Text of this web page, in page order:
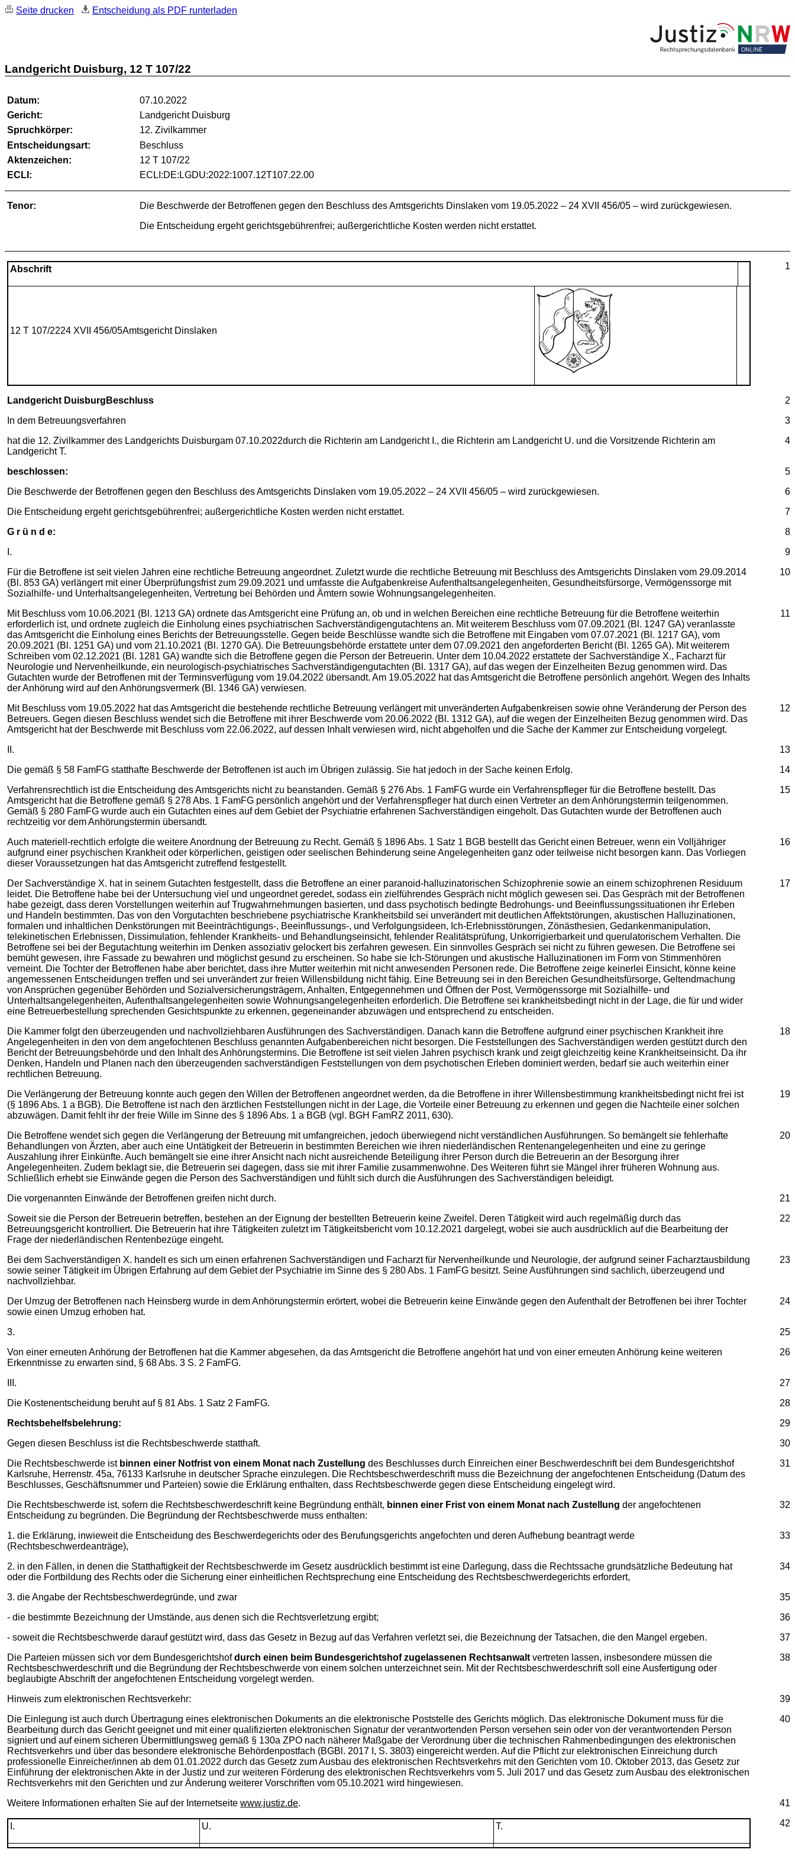
Seite drucken Entscheidung als PDF runterladen
Landgericht Duisburg, 12 T 107/22
Datum:
07.10.2022
Gericht:
Landgericht Duisburg
Spruchkörper:
12. Zivilkammer
Entscheidungsart:
Beschluss
Aktenzeichen:
12 T 107/22
ECLI:
ECLI:DE:LGDU:2022:1007.12T107.22.00
Tenor:
Die Beschwerde der Betroffenen gegen den Beschluss des Amtsgerichts Dinslaken vom 19.05.2022 – 24 XVII 456/05 – wird zurückgewiesen.
Die Entscheidung ergeht gerichtsgebührenfrei; außergerichtliche Kosten werden nicht erstattet.
1
Abschrift
12 T 107/2224 XVII 456/05Amtsgericht Dinslaken
2
Landgericht DuisburgBeschluss
3
In dem Betreuungsverfahren
4
hat die 12. Zivilkammer des Landgerichts Duisburgam 07.10.2022durch die Richterin am Landgericht I., die Richterin am Landgericht U. und die Vorsitzende Richterin am
Landgericht T.
5
beschlossen:
6
Die Beschwerde der Betroffenen gegen den Beschluss des Amtsgerichts Dinslaken vom 19.05.2022 – 24 XVII 456/05 – wird zurückgewiesen.
7
Die Entscheidung ergeht gerichtsgebührenfrei; außergerichtliche Kosten werden nicht erstattet.
8
G r ü n d e:
9
I.
10
Für die Betroffene ist seit vielen Jahren eine rechtliche Betreuung angeordnet. Zuletzt wurde die rechtliche Betreuung mit Beschluss des Amtsgerichts Dinslaken vom 29.09.2014
(Bl. 853 GA) verlängert mit einer Überprüfungsfrist zum 29.09.2021 und umfasste die Aufgabenkreise Aufenthaltsangelegenheiten, Gesundheitsfürsorge, Vermögenssorge mit
Sozialhilfe- und Unterhaltsangelegenheiten, Vertretung bei Behörden und Ämtern sowie Wohnungsangelegenheiten.
11
Mit Beschluss vom 10.06.2021 (Bl. 1213 GA) ordnete das Amtsgericht eine Prüfung an, ob und in welchen Bereichen eine rechtliche Betreuung für die Betroffene weiterhin
erforderlich ist, und ordnete zugleich die Einholung eines psychiatrischen Sachverständigengutachtens an. Mit weiterem Beschluss vom 07.09.2021 (Bl. 1247 GA) veranlasste
das Amtsgericht die Einholung eines Berichts der Betreuungsstelle. Gegen beide Beschlüsse wandte sich die Betroffene mit Eingaben vom 07.07.2021 (Bl. 1217 GA), vom
20.09.2021 (Bl. 1251 GA) und vom 21.10.2021 (Bl. 1270 GA). Die Betreuungsbehörde erstattete unter dem 07.09.2021 den angeforderten Bericht (Bl. 1265 GA). Mit weiterem
Schreiben vom 02.12.2021 (Bl. 1281 GA) wandte sich die Betroffene gegen die Person der Betreuerin. Unter dem 10.04.2022 erstattete der Sachverständige X., Facharzt für
Neurologie und Nervenheilkunde, ein neurologisch-psychiatrisches Sachverständigengutachten (Bl. 1317 GA), auf das wegen der Einzelheiten Bezug genommen wird. Das
Gutachten wurde der Betroffenen mit der Terminsverfügung vom 19.04.2022 übersandt. Am 19.05.2022 hat das Amtsgericht die Betroffene persönlich angehört. Wegen des Inhalts
der Anhörung wird auf den Anhörungsvermerk (Bl. 1346 GA) verwiesen.
12
Mit Beschluss vom 19.05.2022 hat das Amtsgericht die bestehende rechtliche Betreuung verlängert mit unveränderten Aufgabenkreisen sowie ohne Veränderung der Person des
Betreuers. Gegen diesen Beschluss wendet sich die Betroffene mit ihrer Beschwerde vom 20.06.2022 (Bl. 1312 GA), auf die wegen der Einzelheiten Bezug genommen wird. Das
Amtsgericht hat der Beschwerde mit Beschluss vom 22.06.2022, auf dessen Inhalt verwiesen wird, nicht abgeholfen und die Sache der Kammer zur Entscheidung vorgelegt.
13
II.
14
Die gemäß § 58 FamFG statthafte Beschwerde der Betroffenen ist auch im Übrigen zulässig. Sie hat jedoch in der Sache keinen Erfolg.
15
Verfahrensrechtlich ist die Entscheidung des Amtsgerichts nicht zu beanstanden. Gemäß § 276 Abs. 1 FamFG wurde ein Verfahrenspfleger für die Betroffene bestellt. Das
Amtsgericht hat die Betroffene gemäß § 278 Abs. 1 FamFG persönlich angehört und der Verfahrenspfleger hat durch einen Vertreter an dem Anhörungstermin teilgenommen.
Gemäß § 280 FamFG wurde auch ein Gutachten eines auf dem Gebiet der Psychiatrie erfahrenen Sachverständigen eingeholt. Das Gutachten wurde der Betroffenen auch
rechtzeitig vor dem Anhörungstermin übersandt.
16
Auch materiell-rechtlich erfolgte die weitere Anordnung der Betreuung zu Recht. Gemäß § 1896 Abs. 1 Satz 1 BGB bestellt das Gericht einen Betreuer, wenn ein Volljähriger
aufgrund einer psychischen Krankheit oder körperlichen, geistigen oder seelischen Behinderung seine Angelegenheiten ganz oder teilweise nicht besorgen kann. Das Vorliegen
dieser Voraussetzungen hat das Amtsgericht zutreffend festgestellt.
17
Der Sachverständige X. hat in seinem Gutachten festgestellt, dass die Betroffene an einer paranoid-halluzinatorischen Schizophrenie sowie an einem schizophrenen Residuum
leidet. Die Betroffene habe bei der Untersuchung viel und ungeordnet geredet, sodass ein zielführendes Gespräch nicht möglich gewesen sei. Das Gespräch mit der Betroffenen
habe gezeigt, dass deren Vorstellungen weiterhin auf Trugwahrnehmungen basierten, und dass psychotisch bedingte Bedrohungs- und Beeinflussungssituationen ihr Erleben
und Handeln bestimmten. Das von den Vorgutachten beschriebene psychiatrische Krankheitsbild sei unverändert mit deutlichen Affektstörungen, akustischen Halluzinationen,
formalen und inhaltlichen Denkstörungen mit Beeinträchtigungs-, Beeinflussungs-, und Verfolgungsideen, Ich-Erlebnisstörungen, Zönästhesien, Gedankenmanipulation,
telekinetischen Erlebnissen, Dissimulation, fehlender Krankheits- und Behandlungseinsicht, fehlender Realitätsprüfung, Unkorrigierbarkeit und querulatorischem Verhalten. Die
Betroffene sei bei der Begutachtung weiterhin im Denken assoziativ gelockert bis zerfahren gewesen. Ein sinnvolles Gespräch sei nicht zu führen gewesen. Die Betroffene sei
bemüht gewesen, ihre Fassade zu bewahren und möglichst gesund zu erscheinen. So habe sie Ich-Störungen und akustische Halluzinationen im Form von Stimmenhören
verneint. Die Tochter der Betroffenen habe aber berichtet, dass ihre Mutter weiterhin mit nicht anwesenden Personen rede. Die Betroffene zeige keinerlei Einsicht, könne keine
angemessenen Entscheidungen treffen und sei unverändert zur freien Willensbildung nicht fähig. Eine Betreuung sei in den Bereichen Gesundheitsfürsorge, Geltendmachung
von Ansprüchen gegenüber Behörden und Sozialversicherungsträgern, Anhalten, Entgegennehmen und Öffnen der Post, Vermögenssorge mit Sozialhilfe- und
Unterhaltsangelegenheiten, Aufenthaltsangelegenheiten sowie Wohnungsangelegenheiten erforderlich. Die Betroffene sei krankheitsbedingt nicht in der Lage, die für und wider
eine Betreuerbestellung sprechenden Gesichtspunkte zu erkennen, gegeneinander abzuwägen und entsprechend zu entscheiden.
18
Die Kammer folgt den überzeugenden und nachvollziehbaren Ausführungen des Sachverständigen. Danach kann die Betroffene aufgrund einer psychischen Krankheit ihre
Angelegenheiten in den von dem angefochtenen Beschluss genannten Aufgabenbereichen nicht besorgen. Die Feststellungen des Sachverständigen werden gestützt durch den
Bericht der Betreuungsbehörde und den Inhalt des Anhörungstermins. Die Betroffene ist seit vielen Jahren psychisch krank und zeigt gleichzeitig keine Krankheitseinsicht. Da ihr
Denken, Handeln und Planen nach den überzeugenden sachverständigen Feststellungen von dem psychotischen Erleben dominiert werden, bedarf sie auch weiterhin einer
rechtlichen Betreuung.
19
Die Verlängerung der Betreuung konnte auch gegen den Willen der Betroffenen angeordnet werden, da die Betroffene in ihrer Willensbestimmung krankheitsbedingt nicht frei ist
(§ 1896 Abs. 1 a BGB). Die Betroffene ist nach den ärztlichen Feststellungen nicht in der Lage, die Vorteile einer Betreuung zu erkennen und gegen die Nachteile einer solchen
abzuwägen. Damit fehlt ihr der freie Wille im Sinne des § 1896 Abs. 1 a BGB (vgl. BGH FamRZ 2011, 630).
20
Die Betroffene wendet sich gegen die Verlängerung der Betreuung mit umfangreichen, jedoch überwiegend nicht verständlichen Ausführungen. So bemängelt sie fehlerhafte
Behandlungen von Ärzten, aber auch eine Untätigkeit der Betreuerin in bestimmten Bereichen wie ihren niederländischen Rentenangelegenheiten und eine zu geringe
Auszahlung ihrer Einkünfte. Auch bemängelt sie eine ihrer Ansicht nach nicht ausreichende Beteiligung ihrer Person durch die Betreuerin an der Besorgung ihrer
Angelegenheiten. Zudem beklagt sie, die Betreuerin sei dagegen, dass sie mit ihrer Familie zusammenwohne. Des Weiteren führt sie Mängel ihrer früheren Wohnung aus.
Schließlich erhebt sie Einwände gegen die Person des Sachverständigen und fühlt sich durch die Ausführungen des Sachverständigen beleidigt.
21
Die vorgenannten Einwände der Betroffenen greifen nicht durch.
22
Soweit sie die Person der Betreuerin betreffen, bestehen an der Eignung der bestellten Betreuerin keine Zweifel. Deren Tätigkeit wird auch regelmäßig durch das
Betreuungsgericht kontrolliert. Die Betreuerin hat ihre Tätigkeiten zuletzt im Tätigkeitsbericht vom 10.12.2021 dargelegt, wobei sie auch ausdrücklich auf die Bearbeitung der
Frage der niederländischen Rentenbezüge eingeht.
23
Bei dem Sachverständigen X. handelt es sich um einen erfahrenen Sachverständigen und Facharzt für Nervenheilkunde und Neurologie, der aufgrund seiner Facharztausbildung
sowie seiner Tätigkeit im Übrigen Erfahrung auf dem Gebiet der Psychiatrie im Sinne des § 280 Abs. 1 FamFG besitzt. Seine Ausführungen sind sachlich, überzeugend und
nachvollziehbar.
24
Der Umzug der Betroffenen nach Heinsberg wurde in dem Anhörungstermin erörtert, wobei die Betreuerin keine Einwände gegen den Aufenthalt der Betroffenen bei ihrer Tochter
sowie einen Umzug erhoben hat.
25
3.
26
Von einer erneuten Anhörung der Betroffenen hat die Kammer abgesehen, da das Amtsgericht die Betroffene angehört hat und von einer erneuten Anhörung keine weiteren
Erkenntnisse zu erwarten sind, § 68 Abs. 3 S. 2 FamFG.
27
III.
28
Die Kostenentscheidung beruht auf § 81 Abs. 1 Satz 2 FamFG.
29
Rechtsbehelfsbelehrung:
30
Gegen diesen Beschluss ist die Rechtsbeschwerde statthaft.
31
Die Rechtsbeschwerde ist binnen einer Notfrist von einem Monat nach Zustellung des Beschlusses durch Einreichen einer Beschwerdeschrift bei dem Bundesgerichtshof
Karlsruhe, Herrenstr. 45a, 76133 Karlsruhe in deutscher Sprache einzulegen. Die Rechtsbeschwerdeschrift muss die Bezeichnung der angefochtenen Entscheidung (Datum des
Beschlusses, Geschäftsnummer und Parteien) sowie die Erklärung enthalten, dass Rechtsbeschwerde gegen diese Entscheidung eingelegt wird.
32
Die Rechtsbeschwerde ist, sofern die Rechtsbeschwerdeschrift keine Begründung enthält, binnen einer Frist von einem Monat nach Zustellung der angefochtenen
Entscheidung zu begründen. Die Begründung der Rechtsbeschwerde muss enthalten:
33
1. die Erklärung, inwieweit die Entscheidung des Beschwerdegerichts oder des Berufungsgerichts angefochten und deren Aufhebung beantragt werde
(Rechtsbeschwerdeanträge),
34
2. in den Fällen, in denen die Statthaftigkeit der Rechtsbeschwerde im Gesetz ausdrücklich bestimmt ist eine Darlegung, dass die Rechtssache grundsätzliche Bedeutung hat
oder die Fortbildung des Rechts oder die Sicherung einer einheitlichen Rechtsprechung eine Entscheidung des Rechtsbeschwerdegerichts erfordert,
35
3. die Angabe der Rechtsbeschwerdegründe, und zwar
36
- die bestimmte Bezeichnung der Umstände, aus denen sich die Rechtsverletzung ergibt;
37
- soweit die Rechtsbeschwerde darauf gestützt wird, dass das Gesetz in Bezug auf das Verfahren verletzt sei, die Bezeichnung der Tatsachen, die den Mangel ergeben.
38
Die Parteien müssen sich vor dem Bundesgerichtshofdurch einen beim Bundesgerichtshof zugelassenen Rechtsanwalt vertreten lassen, insbesondere müssen die
Rechtsbeschwerdeschrift und die Begründung der Rechtsbeschwerde von einem solchen unterzeichnet sein. Mit der Rechtsbeschwerdeschrift soll eine Ausfertigung oder
beglaubigte Abschrift der angefochtenen Entscheidung vorgelegt werden.
39
Hinweis zum elektronischen Rechtsverkehr:
40
Die Einlegung ist auch durch Übertragung eines elektronischen Dokuments an die elektronische Poststelle des Gerichts möglich. Das elektronische Dokument muss für die
Bearbeitung durch das Gericht geeignet und mit einer qualifizierten elektronischen Signatur der verantwortenden Person versehen sein oder von der verantwortenden Person
signiert und auf einem sicheren Übermittlungsweg gemäß § 130a ZPO nach näherer Maßgabe der Verordnung über die technischen Rahmenbedingungen des elektronischen
Rechtsverkehrs und über das besondere elektronische Behördenpostfach (BGBl. 2017 I, S. 3803) eingereicht werden. Auf die Pflicht zur elektronischen Einreichung durch
professionelle Einreicher/innen ab dem 01.01.2022 durch das Gesetz zum Ausbau des elektronischen Rechtsverkehrs mit den Gerichten vom 10. Oktober 2013, das Gesetz zur
Einführung der elektronischen Akte in der Justiz und zur weiteren Förderung des elektronischen Rechtsverkehrs vom 5. Juli 2017 und das Gesetz zum Ausbau des elektronischen
Rechtsverkehrs mit den Gerichten und zur Änderung weiterer Vorschriften vom 05.10.2021 wird hingewiesen.
41
Weitere Informationen erhalten Sie auf der Internetseite www.justiz.de.
42
I. U. T.